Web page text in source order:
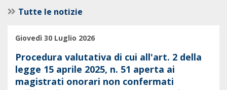
Tutte le notizie
Giovedì 30 Luglio 2026
Procedura valutativa di cui all'art. 2 della
legge 15 aprile 2025, n. 51 aperta ai
magistrati onorari non confermati